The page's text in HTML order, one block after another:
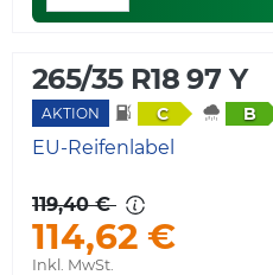
265/35 R18 97 Y
AKTION C B
EU-Reifenlabel
119,40 €
114,62 €
Inkl. MwSt.